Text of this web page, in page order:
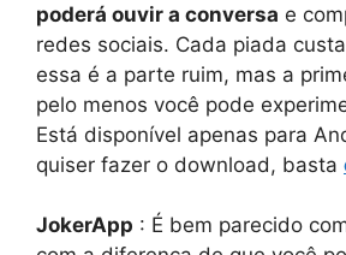
poderá ouvir a conversa e
redes sociais. Cada piada
essa é a parte ruim, mas a
pelo menos você pode
Está disponível apenas para
quiser fazer o download, basta
JokerApp : É bem parecido